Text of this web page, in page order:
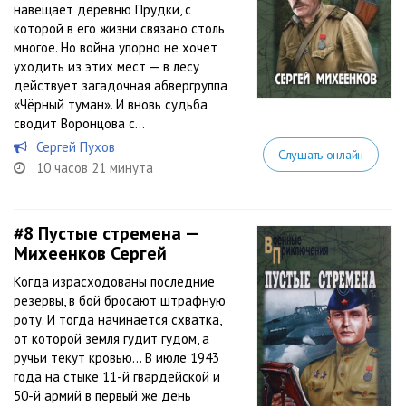
навещает деревню Прудки, с
которой в его жизни связано столь
многое. Но война упорно не хочет
уходить из этих мест — в лесу
действует загадочная абвергруппа
«Чёрный туман». И вновь судьба
сводит Воронцова с...
Сергей Пухов
10 часов 21 минута
Слушать онлайн
#8 Пустые стремена —
Михеенков Сергей
Когда израсходованы последние
резервы, в бой бросают штрафную
роту. И тогда начинается схватка,
от которой земля гудит гудом, а
ручьи текут кровью… В июле 1943
года на стыке 11-й гвардейской и
50-й армий в первый же день